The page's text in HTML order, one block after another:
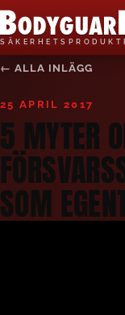
S Ä K E R H E T S P R O D U K T
Bodyguard
START
PRODUKTER
KÖP HÄR
BLI ÅF
← ALLA INLÄGG
25 APRIL 2017
5 MYTER
SOM